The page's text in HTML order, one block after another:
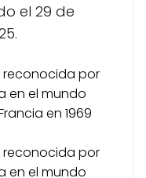
el 29 de
reconocida por
en el mundo
en 1969
reconocida por
en el mundo